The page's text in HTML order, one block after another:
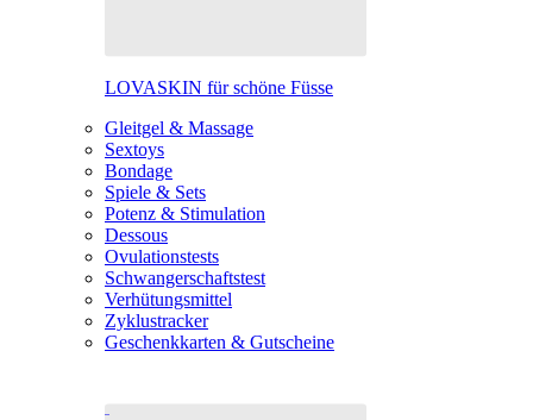
LOVASKIN für schöne Füsse
Gleitgel & Massage
Sextoys
Bondage
Spiele & Sets
Potenz & Stimulation
Dessous
Ovulationstests
Schwangerschaftstest
Verhütungsmittel
Zyklustracker
Geschenkkarten & Gutscheine